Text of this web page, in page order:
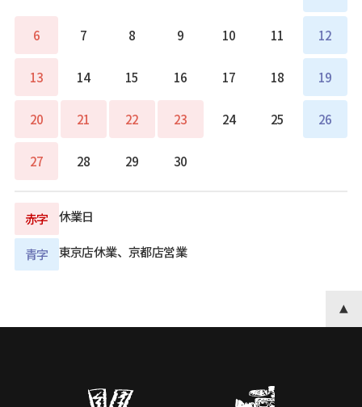
6 7 8 9 10 11 12
13 14 15 16 17 18 19
20 21 22 23 24 25 26
27 28 29 30
赤字 休業日
青字 東京店休業、京都店営業